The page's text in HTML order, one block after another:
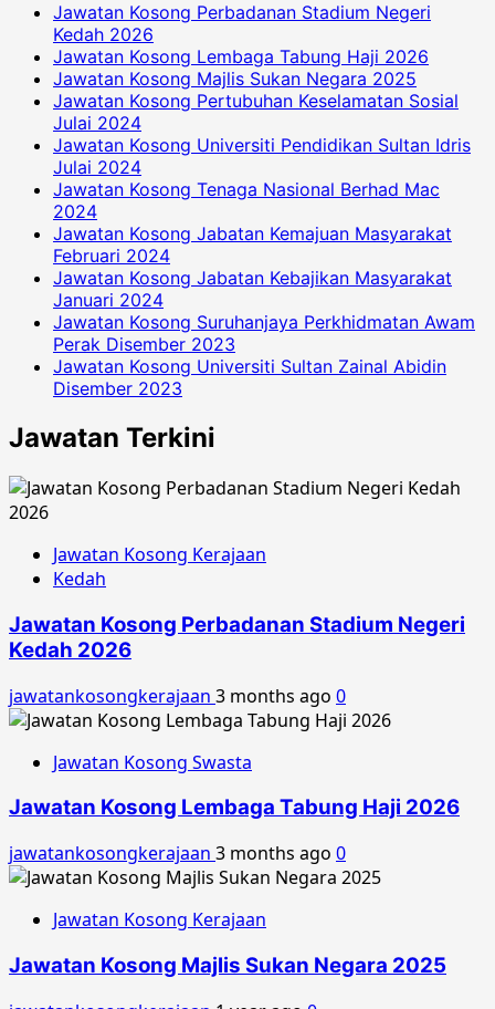
Jawatan Kosong Perbadanan Stadium Negeri
Kedah 2026
Jawatan Kosong Lembaga Tabung Haji 2026
Jawatan Kosong Majlis Sukan Negara 2025
Jawatan Kosong Pertubuhan Keselamatan Sosial
Julai 2024
Jawatan Kosong Universiti Pendidikan Sultan Idris
Julai 2024
Jawatan Kosong Tenaga Nasional Berhad Mac
2024
Jawatan Kosong Jabatan Kemajuan Masyarakat
Februari 2024
Jawatan Kosong Jabatan Kebajikan Masyarakat
Januari 2024
Jawatan Kosong Suruhanjaya Perkhidmatan Awam
Perak Disember 2023
Jawatan Kosong Universiti Sultan Zainal Abidin
Disember 2023
Jawatan Terkini
Jawatan Kosong Kerajaan
Kedah
Jawatan Kosong Perbadanan Stadium Negeri
Kedah 2026
jawatankosongkerajaan 3 months ago 0
Jawatan Kosong Swasta
Jawatan Kosong Lembaga Tabung Haji 2026
jawatankosongkerajaan 3 months ago 0
Jawatan Kosong Kerajaan
Jawatan Kosong Majlis Sukan Negara 2025